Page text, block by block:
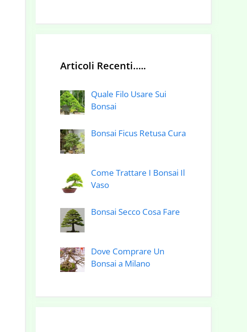
Articoli Recenti…..
Quale Filo Usare Sui
Bonsai
Bonsai Ficus Retusa Cura
Come Trattare I Bonsai Il
Vaso
Bonsai Secco Cosa Fare
Dove Comprare Un
Bonsai a Milano